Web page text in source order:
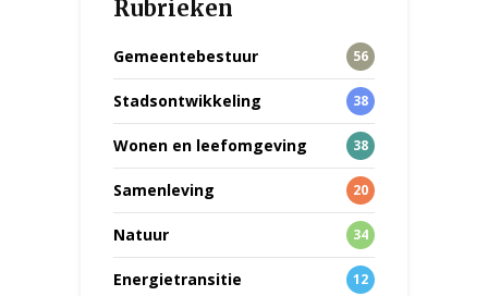
Rubrieken
Gemeentebestuur 56
Stadsontwikkeling 38
Wonen en leefomgeving 38
Samenleving 20
Natuur 34
Energietransitie 12